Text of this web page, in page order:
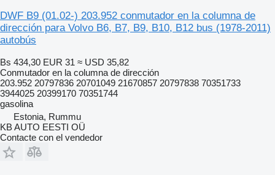
DWF B9 (01.02-) 203.952 conmutador en la columna de
dirección para Volvo B6, B7, B9, B10, B12 bus (1978-2011)
autobús
Bs 434,30 EUR 31 ≈ USD 35,82
Conmutador en la columna de dirección
203.952 20797836 20701049 21670857 20797838 70351733
3944025 20399170 70351744
gasolina
Estonia, Rummu
KB AUTO EESTI OÜ
Contacte con el vendedor